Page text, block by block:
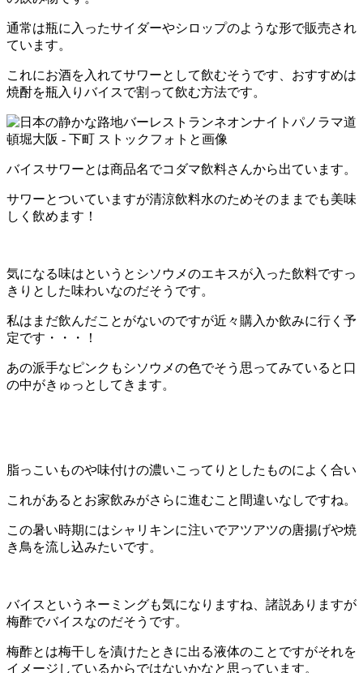
通常は瓶に入ったサイダーやシロップのような形で販売され
ています。
これにお酒を入れてサワーとして飲むそうです、おすすめは
焼酎を瓶入りバイスで割って飲む方法です。
バイスサワーとは商品名でコダマ飲料さんから出ています。
サワーとついていますが清涼飲料水のためそのままでも美味
しく飲めます！
気になる味はというとシソウメのエキスが入った飲料ですっ
きりとした味わいなのだそうです。
私はまだ飲んだことがないのですが近々購入か飲みに行く予
定です・・・！
あの派手なピンクもシソウメの色でそう思ってみていると口
の中がきゅっとしてきます。
脂っこいものや味付けの濃いこってりとしたものによく合い
これがあるとお家飲みがさらに進むこと間違いなしですね。
この暑い時期にはシャリキンに注いでアツアツの唐揚げや焼
き鳥を流し込みたいです。
バイスというネーミングも気になりますね、諸説ありますが
梅酢でバイスなのだそうです。
梅酢とは梅干しを漬けたときに出る液体のことですがそれを
イメージしているからではないかなと思っています。